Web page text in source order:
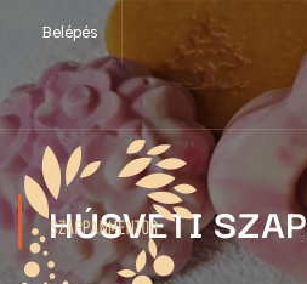
Belépés
HÚSVÉTI